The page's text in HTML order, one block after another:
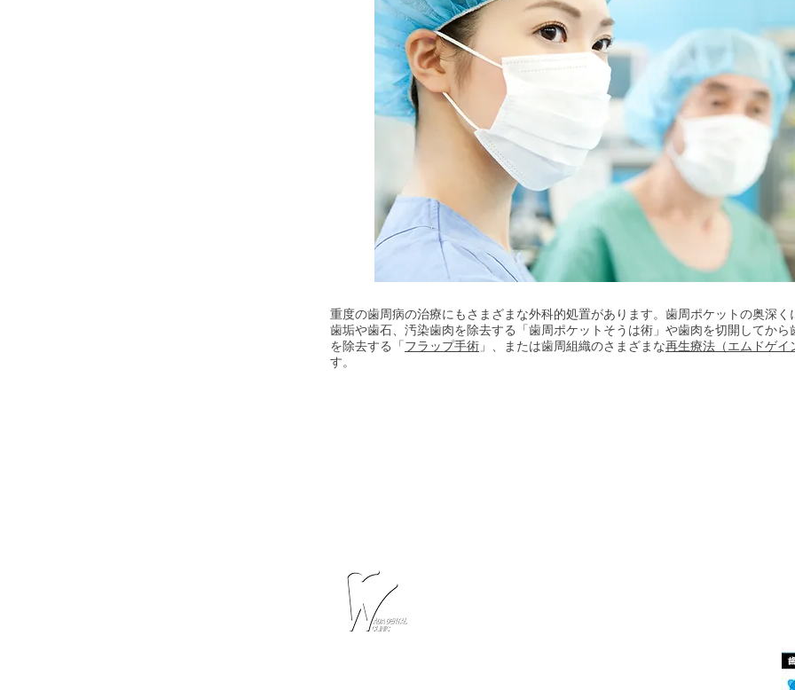
重度の歯周病の治療にもさまざまな外科的処置があります。歯周ポケットの奥深く
歯垢や歯石、汚染歯肉を除去する「歯周ポケットそうは術」や歯肉を切開してから
を除去する「フラップ手術 」、または歯周組織のさまざまな再生療法（エムドゲイ
す。